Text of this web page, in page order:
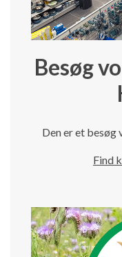
Besøg
Den er et besøg
Find